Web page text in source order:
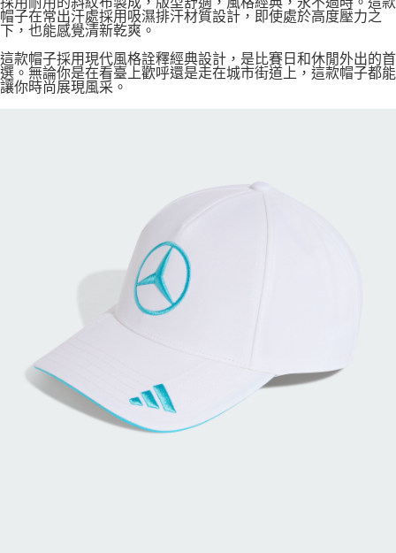
帽子在常出汗處採用吸濕排汗材質設計，即使處於高度壓力之
下，也能感覺清新乾爽。
這款帽子採用現代風格詮釋經典設計，是比賽日和休閒外出的首
選。無論你是在看臺上歡呼還是走在城市街道上，這款帽子都能
讓你時尚展現風采。